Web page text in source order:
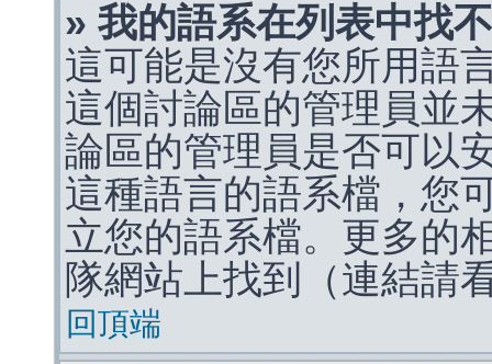
» 我的語系在列表中找
這可能是沒有您所用語
這個討論區的管理員並
論區的管理員是否可以
這種語言的語系檔，您
立您的語系檔。更多的
隊網站上找到（連結請
回頂端